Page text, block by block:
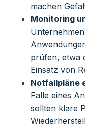
machen
Monitoring
prüfen, etwa
Einsatz von
Notfallpläne
Falle eines
sollten klare